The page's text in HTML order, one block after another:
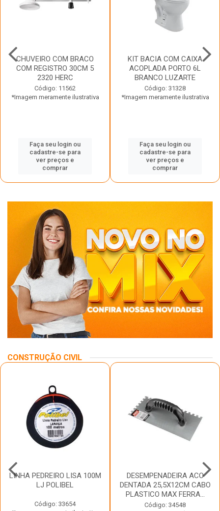
CHUVEIRO COM BRACO
COM REGISTRO 30CM 5
2320 HERC
Código: 11562
*Imagem meramente ilustrativa
Faça seu login ou
cadastre-se para
ver preços e
comprar
KIT BACIA COM CAIXA
ACOPLADA PORTO 6L
BRANCO LUZARTE
Código: 31328
*Imagem meramente ilustrativa
Faça seu login ou
cadastre-se para
ver preços e
comprar
CONSTRUÇÃO CIVIL
LINHA PEDREIRO LISA 100M
LJ POLIBEL
Código: 33654
DESEMPENADEIRA ACO
DENTADA 25,5X12CM CABO
PLASTICO MAX FERRA...
Código: 34548